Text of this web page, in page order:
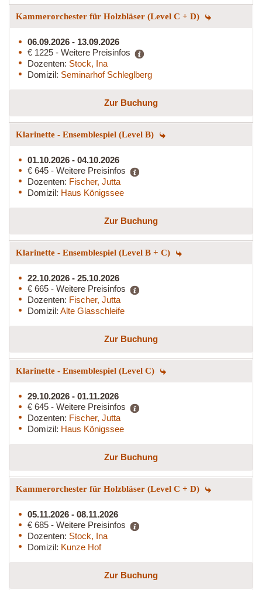
Kammerorchester für Holzbläser (Level C + D)
06.09.2026 - 13.09.2026
€ 1225 - Weitere Preisinfos
Dozenten: Stock, Ina
Domizil: Seminarhof Schleglberg
Zur Buchung
Klarinette - Ensemblespiel (Level B)
01.10.2026 - 04.10.2026
€ 645 - Weitere Preisinfos
Dozenten: Fischer, Jutta
Domizil: Haus Königssee
Zur Buchung
Klarinette - Ensemblespiel (Level B + C)
22.10.2026 - 25.10.2026
€ 665 - Weitere Preisinfos
Dozenten: Fischer, Jutta
Domizil: Alte Glasschleife
Zur Buchung
Klarinette - Ensemblespiel (Level C)
29.10.2026 - 01.11.2026
€ 645 - Weitere Preisinfos
Dozenten: Fischer, Jutta
Domizil: Haus Königssee
Zur Buchung
Kammerorchester für Holzbläser (Level C + D)
05.11.2026 - 08.11.2026
€ 685 - Weitere Preisinfos
Dozenten: Stock, Ina
Domizil: Kunze Hof
Zur Buchung